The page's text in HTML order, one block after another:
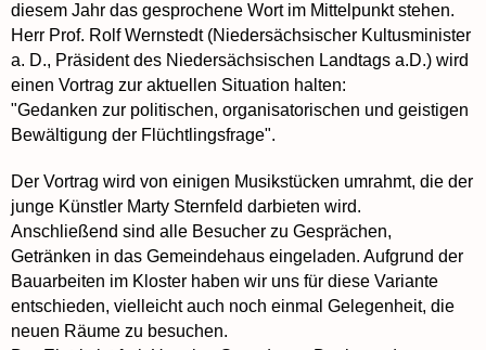
diesem Jahr das gesprochene Wort im Mittelpunkt stehen.
Herr Prof. Rolf Wernstedt (Niedersächsischer Kultusminister
a. D., Präsident des Niedersächsischen Landtags a.D.) wird
einen Vortrag zur aktuellen Situation halten:
"Gedanken zur politischen, organisatorischen und geistigen
Bewältigung der Flüchtlingsfrage".
Der Vortrag wird von einigen Musikstücken umrahmt, die der
junge Künstler Marty Sternfeld darbieten wird.
Anschließend sind alle Besucher zu Gesprächen,
Getränken in das Gemeindehaus eingeladen. Aufgrund der
Bauarbeiten im Kloster haben wir uns für diese Variante
entschieden, vielleicht auch noch einmal Gelegenheit, die
neuen Räume zu besuchen.